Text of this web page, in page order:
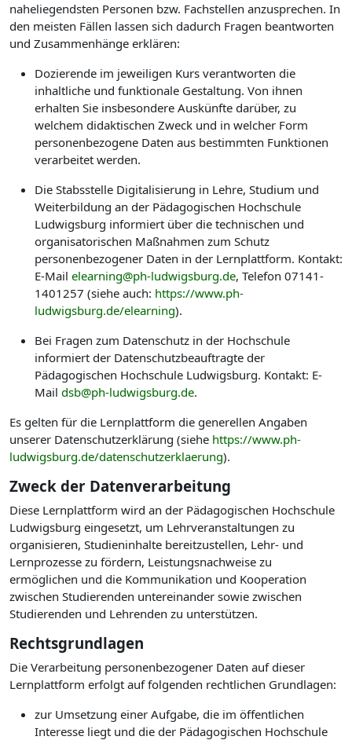
naheliegendsten Personen bzw. Fachstellen anzusprechen. In
den meisten Fällen lassen sich dadurch Fragen beantworten
und Zusammenhänge erklären:
Dozierende im jeweiligen Kurs verantworten die
inhaltliche und funktionale Gestaltung. Von ihnen
erhalten Sie insbesondere Auskünfte darüber, zu
welchem didaktischen Zweck und in welcher Form
personenbezogene Daten aus bestimmten Funktionen
verarbeitet werden.
Die Stabsstelle Digitalisierung in Lehre, Studium und
Weiterbildung an der Pädagogischen Hochschule
Ludwigsburg informiert über die technischen und
organisatorischen Maßnahmen zum Schutz
personenbezogener Daten in der Lernplattform. Kontakt:
E-Mail elearning@ph-ludwigsburg.de, Telefon 07141-
1401257 (siehe auch: https://www.ph-
ludwigsburg.de/elearning).
Bei Fragen zum Datenschutz in der Hochschule
informiert der Datenschutzbeauftragte der
Pädagogischen Hochschule Ludwigsburg. Kontakt: E-
Mail dsb@ph-ludwigsburg.de.
Es gelten für die Lernplattform die generellen Angaben
unserer Datenschutzerklärung (siehe https://www.ph-
ludwigsburg.de/datenschutzerklaerung).
Zweck der Datenverarbeitung
Diese Lernplattform wird an der Pädagogischen Hochschule
Ludwigsburg eingesetzt, um Lehrveranstaltungen zu
organisieren, Studieninhalte bereitzustellen, Lehr- und
Lernprozesse zu fördern, Leistungsnachweise zu
ermöglichen und die Kommunikation und Kooperation
zwischen Studierenden untereinander sowie zwischen
Studierenden und Lehrenden zu unterstützen.
Rechtsgrundlagen
Die Verarbeitung personenbezogener Daten auf dieser
Lernplattform erfolgt auf folgenden rechtlichen Grundlagen:
zur Umsetzung einer Aufgabe, die im öffentlichen
Interesse liegt und die der Pädagogischen Hochschule